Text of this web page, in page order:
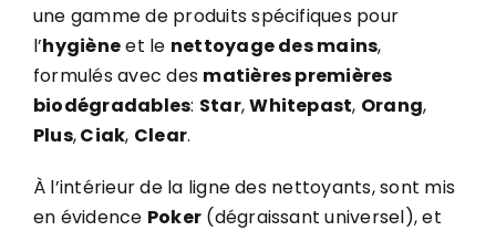
une gamme de produits spécifiques pour
l’hygièneet le nettoyage des mains,
formulés avec des matières premières
biodégradables: Star,Whitepast, Orang,
Plus,Ciak, Clear.
À l’intérieur de la ligne des nettoyants, sont mis
en évidence Poker (dégraissant universel), et